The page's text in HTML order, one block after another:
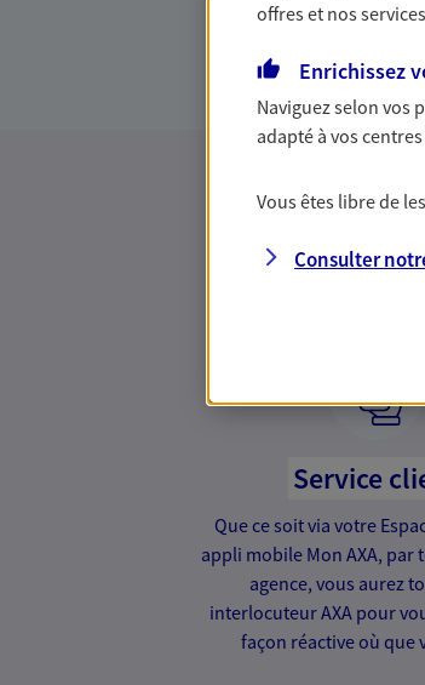
Service
Que ce soit via votre
appli mobile Mon AXA, par
agence, vous aurez
interlocuteur AXA pour
façon réactive où que
offres et nos
Enrichissez
Naviguez selon vos
adapté à vos
Vous êtes libre de
Consulter